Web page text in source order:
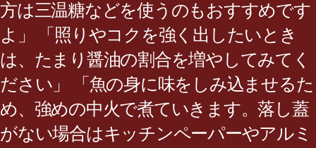
方は三温糖などを使うのもおすすめです
よ」 「照りやコクを強く出したいとき
は、たまり醤油の割合を増やしてみてく
ださい」 「魚の身に味をしみ込ませるた
め、強めの中火で煮ていきます。落し蓋
がない場合はキッチンペーパーやアルミ